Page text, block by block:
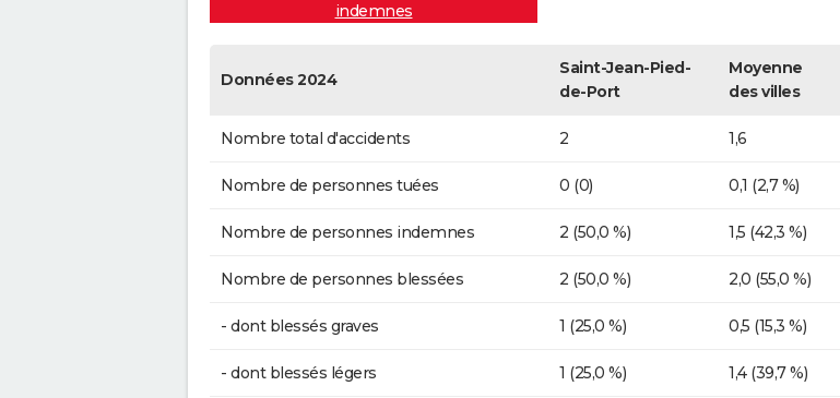
indemnes
Données 2024
Saint-Jean-Pied-
de-Port
Moyenne
des villes
Nombre total d'accidents 2 1,6
Nombre de personnes tuées 0 (0) 0,1 (2,7 %)
Nombre de personnes indemnes 2 (50,0 %) 1,5 (42,3 %)
Nombre de personnes blessées 2 (50,0 %) 2,0 (55,0 %)
- dont blessés graves 1 (25,0 %) 0,5 (15,3 %)
- dont blessés légers 1 (25,0 %) 1,4 (39,7 %)